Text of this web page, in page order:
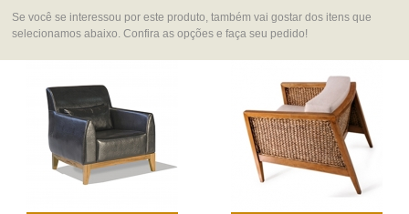
Se você se interessou por este produto, também vai gostar dos itens que
selecionamos abaixo. Confira as opções e faça seu pedido!